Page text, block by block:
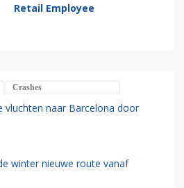
Retail Employee
Crashes
vluchten naar Barcelona door
winter nieuwe route vanaf